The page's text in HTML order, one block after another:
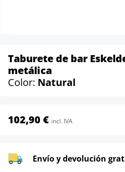
Taburete de bar
metálica
Color: Natural
102,90 € incl. IVA
Envío y devolución